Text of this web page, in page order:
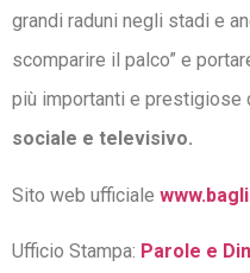
grandi raduni negli stadi e
scomparire il palco” e
più importanti e prestigiose
sociale e televisivo.
Sito web ufficiale
Ufficio Stampa: Parole e